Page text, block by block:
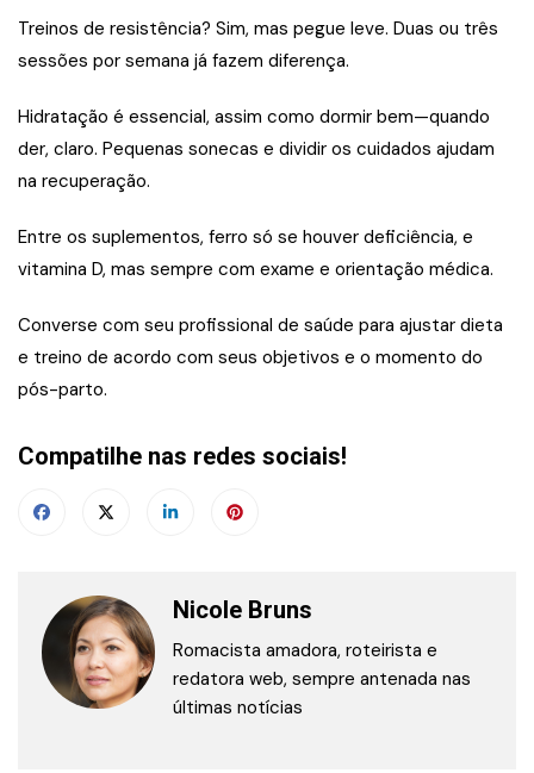
Treinos de resistência? Sim, mas pegue leve. Duas ou três
sessões por semana já fazem diferença.
Hidratação é essencial, assim como dormir bem—quando
der, claro. Pequenas sonecas e dividir os cuidados ajudam
na recuperação.
Entre os suplementos, ferro só se houver deficiência, e
vitamina D, mas sempre com exame e orientação médica.
Converse com seu profissional de saúde para ajustar dieta
e treino de acordo com seus objetivos e o momento do
pós-parto.
Compatilhe nas redes sociais!
Nicole Bruns
Romacista amadora, roteirista e
redatora web, sempre antenada nas
últimas notícias